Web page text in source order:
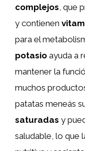
complejos , que
y contienen
para el
potasio ayuda a
mantener la
muchos
patatas meneás
saturadas y
saludable, lo que